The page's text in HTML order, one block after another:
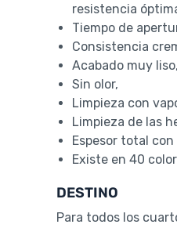
resistencia
Tiempo de
Consistencia
Acabado muy
Sin olor,
Limpieza con
Limpieza de las
Espesor total
Existe en 40
DESTINO
Para todos los